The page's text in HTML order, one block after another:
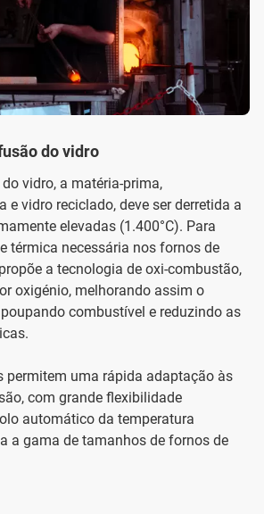
do vidro
vidro, a matéria-prima,
e vidro reciclado, deve ser derretida a
elevadas (1.400°C). Para
térmica necessária nos fornos de
a tecnologia de oxi-combustão,
oxigénio, melhorando assim o
combustível e reduzindo as
permitem uma rápida adaptação às
com grande flexibilidade
automático da temperatura
a gama de tamanhos de fornos de